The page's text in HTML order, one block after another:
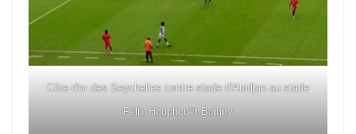
Côte d'or des Seychelles contre stade d'Abidjan au stade
Félix Houphouët Boigny